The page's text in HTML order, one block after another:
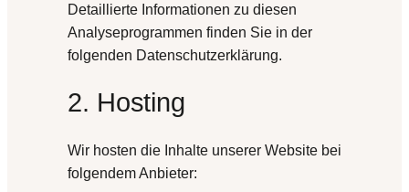
Detaillierte Informationen zu diesen
Analyseprogrammen finden Sie in der
folgenden Datenschutzerklärung.
2. Hosting
Wir hosten die Inhalte unserer Website bei
folgendem Anbieter: